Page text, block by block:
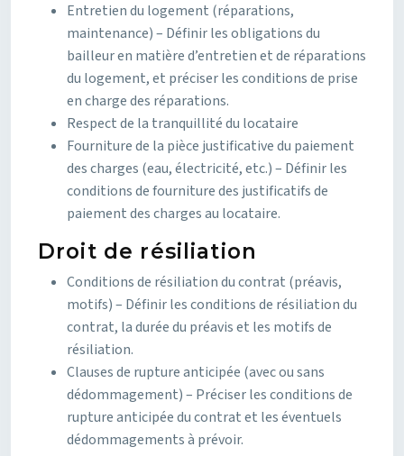
Entretien du logement (réparations,
maintenance) – Définir les obligations du
bailleur en matière d’entretien et de réparations
du logement, et préciser les conditions de prise
en charge des réparations.
Respect de la tranquillité du locataire
Fourniture de la pièce justificative du paiement
des charges (eau, électricité, etc.) – Définir les
conditions de fourniture des justificatifs de
paiement des charges au locataire.
Droit de résiliation
Conditions de résiliation du contrat (préavis,
motifs) – Définir les conditions de résiliation du
contrat, la durée du préavis et les motifs de
résiliation.
Clauses de rupture anticipée (avec ou sans
dédommagement) – Préciser les conditions de
rupture anticipée du contrat et les éventuels
dédommagements à prévoir.